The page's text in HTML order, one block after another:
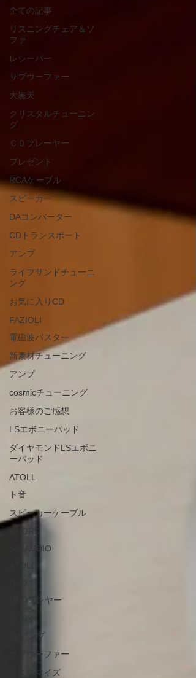
全ての記事
リスニングチェア＆ソ
ファ
レシーバー
サブウーファー
大黒天
クリスタルチューニン
グ
ＣＤプレーヤー
プレゼント
RCAケーブル
スピーカー
DAコンバーター
CDトランスポート
アンプ
ライフサンドチューニ
ング
お気に入りCD
FAZIOLI
電磁波バスター
新素材チューニング
アンプ
cosmicチューニング
お客様のご感想
LSエボニーパッド
ダイヤモンドLSエボニ
ーパッド
ATOLL
ト音
スピーカーケーブル
CHORD
SIMAUDIO
HDDプレヤー
AVアンプ
サブウーファー
カスタマイズ